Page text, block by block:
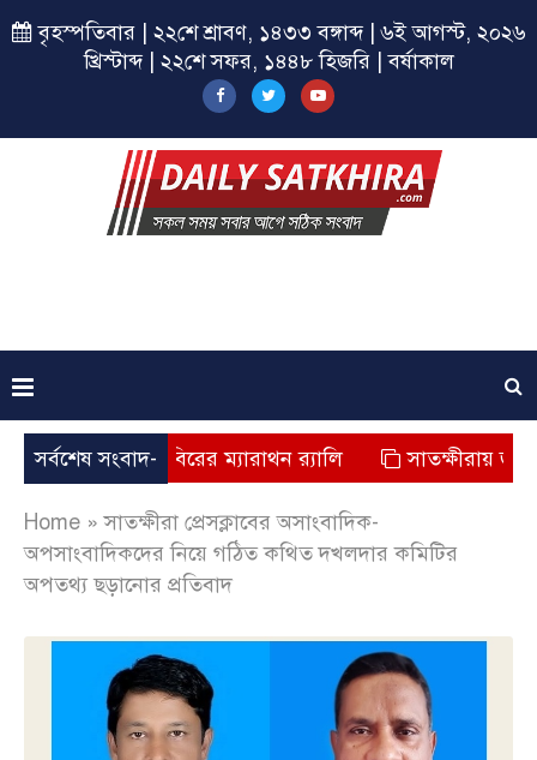
বৃহস্পতিবার | ২২শে শ্রাবণ, ১৪৩৩ বঙ্গাব্দ | ৬ই আগস্ট, ২০২৬
খ্রিস্টাব্দ | ২২শে সফর, ১৪৪৮ হিজরি | বর্ষাকাল
সর্বশেষ সংবাদ-
ছাত্রশিবিরের ম্যারাথন র‌্যালি সাতক্ষীরায় জুলাই
Home »সাতক্ষীরা প্রেসক্লাবের অসাংবাদিক-
অপসাংবাদিকদের নিয়ে গঠিত কথিত দখলদার কমিটির
অপতথ্য ছড়ানোর প্রতিবাদ